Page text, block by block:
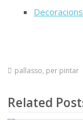
pallasso, per pintar
Related